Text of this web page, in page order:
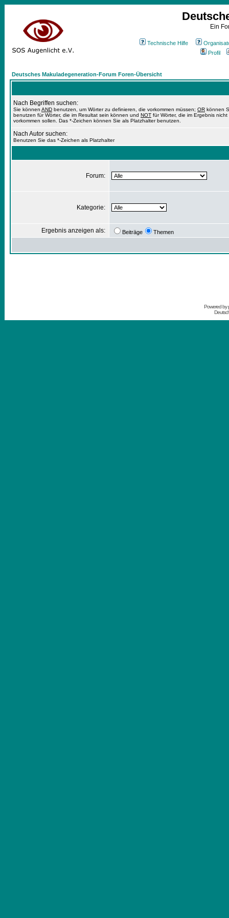
Ein
Technische Hilfe
Profil
Deutsches Makuladegeneration-Forum Foren-Übersicht
Nach Begriffen suchen:
Sie können AND benutzen, um Wörter zu definieren, die vorkommen müssen; OR können
benutzen für Wörter, die im Resultat sein können und NOT für Wörter, die im Ergebnis nicht
vorkommen sollen. Das *-Zeichen können Sie als Platzhalter benutzen.
Nach Autor suchen:
Benutzen Sie das *-Zeichen als Platzhalter
Forum:
Kategorie:
Ergebnis anzeigen als: Beiträge Themen
Powered by